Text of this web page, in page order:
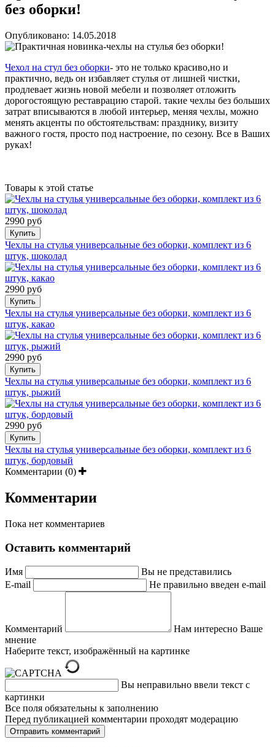
без оборки!
Опубликовано: 14.05.2018
Чехол на стул без оборки- это не только красиво,но и
практично, ведь он избавляет стулья от лишней чистки,
продлевает жизнь новой мебели и позволяет отложить
дорогостоящую реставрацию старой. такие чехлы без больших
затрат вписываются в любой интерьер, меняя чехлы, можно
менять акценты по обстоятельствам: празднику, визиту
важного гостя, просто под настроение, по сезону. Все в Ваших
руках!
Товары к этой статье
2990 руб
Купить
Чехлы на стулья универсальные без оборки, комплект из 6
штук, шоколад
2990 руб
Купить
Чехлы на стулья универсальные без оборки, комплект из 6
штук, какао
2990 руб
Купить
Чехлы на стулья универсальные без оборки, комплект из 6
штук, рыжий
2990 руб
Купить
Чехлы на стулья универсальные без оборки, комплект из 6
штук, бордовый
Комментарии (0)
Комментарии
Пока нет комментариев
Оставить комментарий
Имя
Вы не представились
E-mail
Не правильно введен e-mail
Комментарий
Нам интересно Ваше
мнение
Наберите текст, изображённый на картинке
Вы неправильно ввели текст с
картинки
Все поля обязательны к заполнению
Перед публикацией комментарии проходят модерацию